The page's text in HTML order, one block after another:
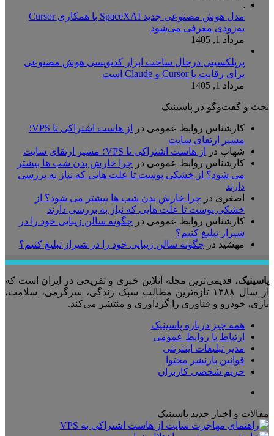
مدل هوش مصنوعی جدید SpaceXAI با همکاری Cursor
به‌زودی معرفی می‌شود
مرداد 1, 1405
پرپلکسیتی درحال ساخت ابزار کدنویسی هوش مصنوعی
برای رقابت با Cursor و Claude است
مرداد 1, 1405
بحث و گفت‌وگو در پاسینیک
کارشناس روابط عمومی در
از هاست اشتراکی تا VPS؛
مسیر ارتقای سایت
شهاب در
از هاست اشتراکی تا VPS؛ مسیر ارتقای سایت
کارشناس روابط عمومی در چرا خارش بدن شب ها بیشتر
می شود؟ از خشکی پوست تا علت هایی که نیاز به بررسی
دارند
اصغری در چرا خارش بدن شب ها بیشتر می شود؟ از
خشکی پوست تا علت هایی که نیاز به بررسی دارند
کارشناس روابط عمومی در چگونه سالن زیبایی خود را در
شیراز تبلیغ کنیم؟
مهشید در چگونه سالن زیبایی خود را در شیراز تبلیغ کنیم؟
پاسینیک، قدیمی‌ترین مجله آنلاین خبری و تفریحی در ایران است که
از سال ۱۳۸۸ تازه‌ترین مطالب سبک زندگی، سرگرمی، سلامت،
بازی، خودرو و فناوری را گردآوری و منتشر می‌کند.
همه چیز درباره پاسینیک
ارتباط با روابط عمومی
مدیر تبلیغات اینترنتی
قوانین بازنشر محتوا
حریم شخصی کاربران
مقالات و اخبار جدید پاسینیک